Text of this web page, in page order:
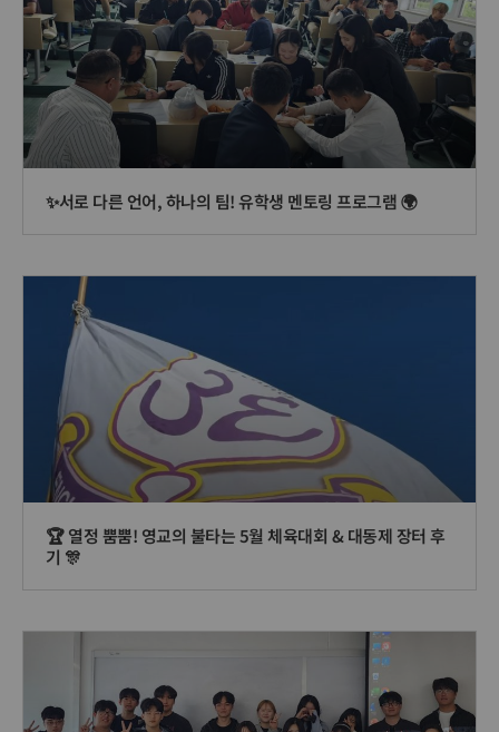
✨서로 다른 언어, 하나의 팀! 유학생 멘토링 프로그램 🌍
🏆 열정 뿜뿜! 영교의 불타는 5월 체육대회 & 대동제 장터 후
기 🎊